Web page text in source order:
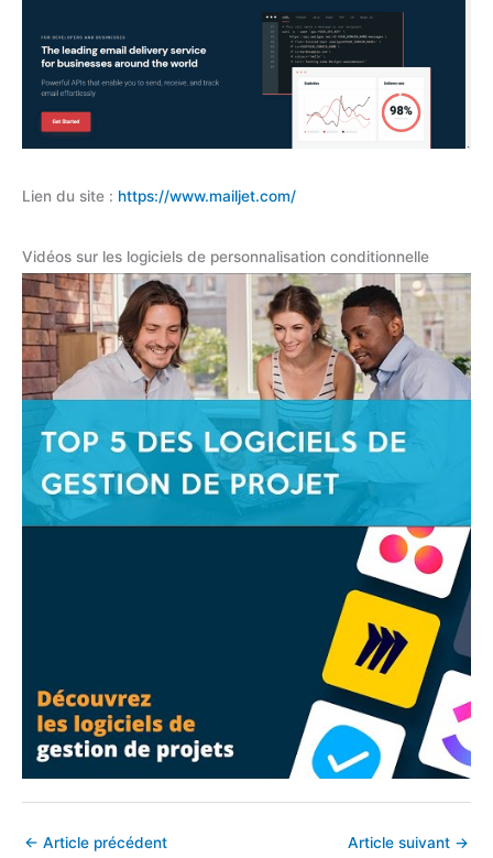
Lien du site : https://www.mailjet.com/
Vidéos sur les logiciels de personnalisation conditionnelle
← Article précédent Article suivant →